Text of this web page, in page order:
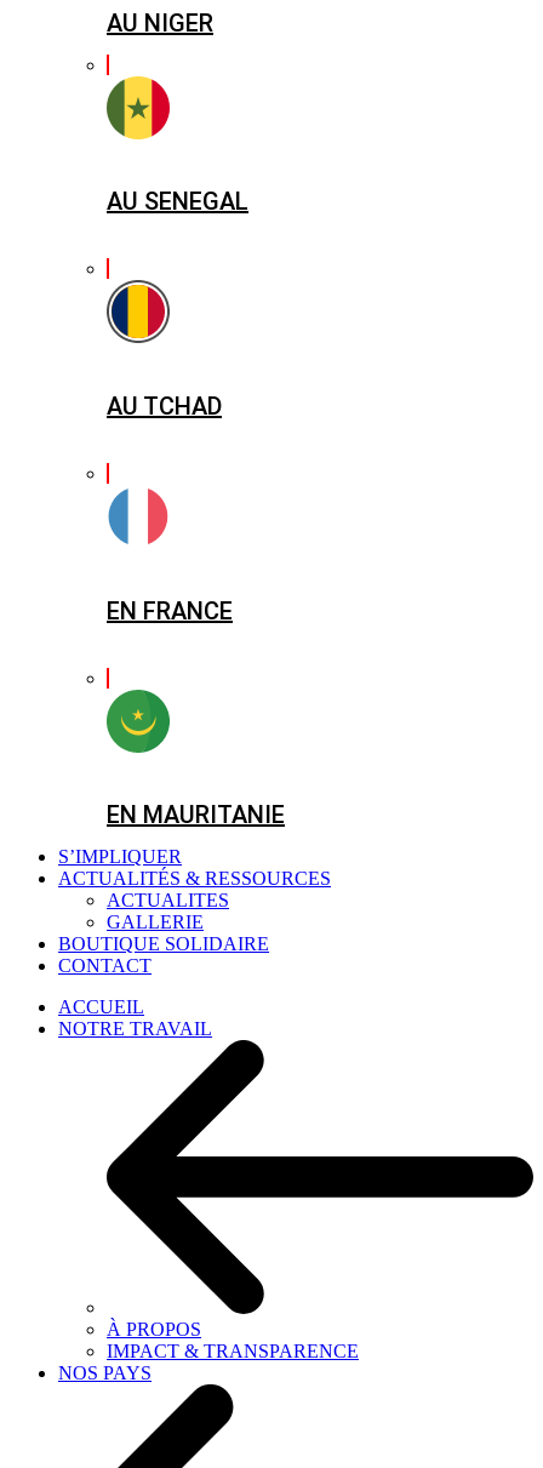
AU NIGER
AU SENEGAL
AU TCHAD
EN FRANCE
EN MAURITANIE
S’IMPLIQUER
ACTUALITÉS & RESSOURCES
ACTUALITES
GALLERIE
BOUTIQUE SOLIDAIRE
CONTACT
ACCUEIL
NOTRE TRAVAIL
À PROPOS
IMPACT & TRANSPARENCE
NOS PAYS